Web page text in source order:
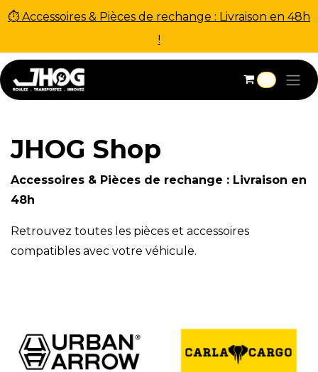
⏱ Accessoires & Pièces de rechange : Livraison en 48h
!
Se rendre au contenu
0
JHOG Shop
Accessoires & Pièces de rechange : Livraison en
48h
Retrouvez toutes les pièces et accessoires
compatibles avec votre véhicule.